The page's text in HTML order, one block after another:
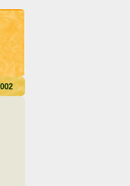
vós"(Jo 6,53)